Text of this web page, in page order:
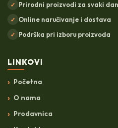
✓ Prirodni proizvodi za svaki dan
✓ Online naručivanje i dostava
✓ Podrška pri izboru proizvoda
LINKOVI
Početna
O nama
Prodavnica